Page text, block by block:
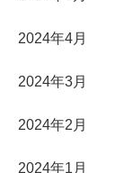
2024年4月
2024年3月
2024年2月
2024年1月